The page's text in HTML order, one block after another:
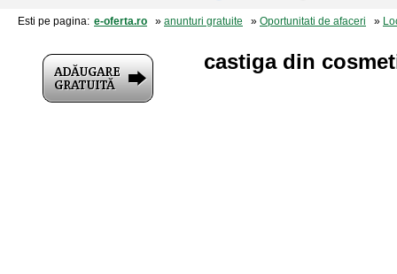
Esti pe pagina: e-oferta.ro » anunturi gratuite » Oportunitati de afaceri »
castiga din